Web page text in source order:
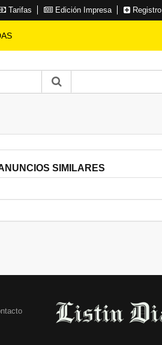
Tarifas Edición Impresa Registro
SIMILARES